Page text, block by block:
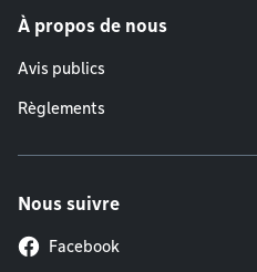
À propos de nous
Avis publics
Règlements
Nous suivre
Facebook